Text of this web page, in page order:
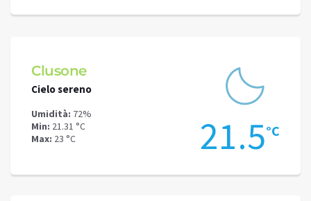
Clusone
Cielo sereno
Umidità: 72%
Min: 21.31 °C
Max: 23 °C 21.5°C